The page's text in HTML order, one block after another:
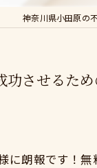
神奈川県小田原の
させるた
に朗報です！